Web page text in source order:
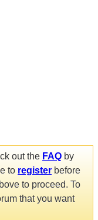
out the FAQ by
to register before
to proceed. To
that you want